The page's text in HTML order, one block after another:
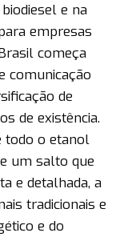
e na
empresas
começa
comunicação
de
de existência.
todo o etanol
um salto que
e detalhada, a
tradicionais e
e do